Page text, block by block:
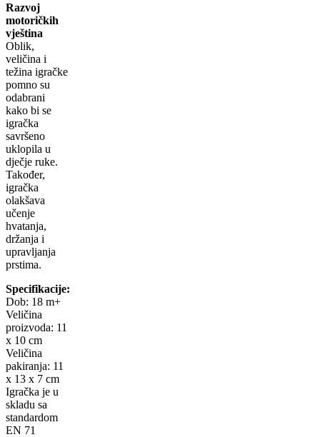
Razvoj
motoričkih
vještina
Oblik,
veličina i
težina igračke
pomno su
odabrani
kako bi se
igračka
savršeno
uklopila u
dječje ruke.
Također,
igračka
olakšava
učenje
hvatanja,
držanja i
upravljanja
prstima.
Specifikacije:
Dob: 18 m+
Veličina
proizvoda: 11
x 10 cm
Veličina
pakiranja: 11
x 13 x 7 cm
Igračka je u
skladu sa
standardom
EN 71